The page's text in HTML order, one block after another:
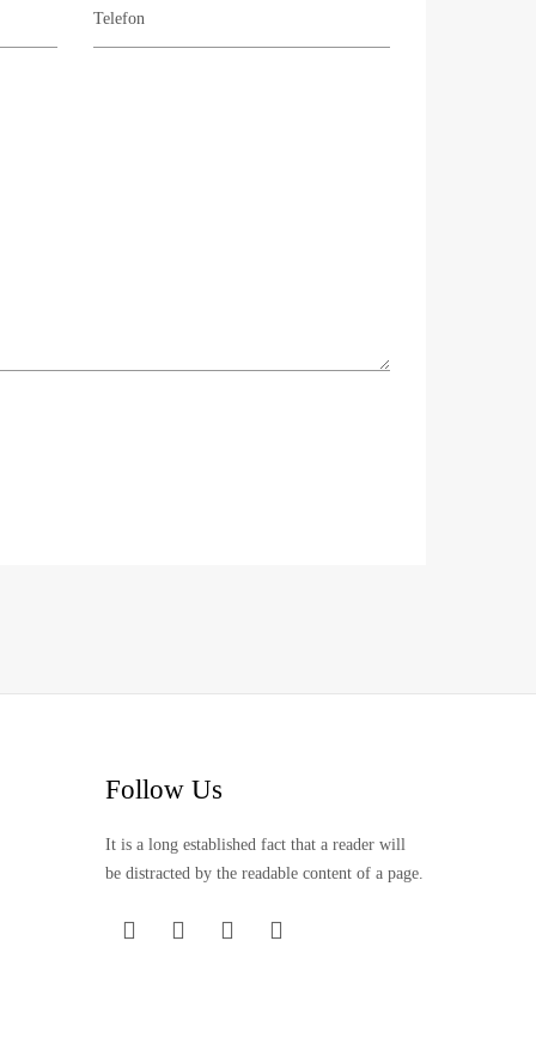
Follow Us
It is a long established fact that a reader will
be distracted by the readable content of a page.